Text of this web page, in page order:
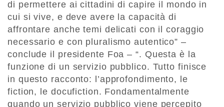
di permettere ai cittadini di capire il mondo in
cui si vive, e deve avere la capacità di
affrontare anche temi delicati con il coraggio
necessario e con pluralismo autentico” –
conclude il presidente Foa – “. Questa è la
funzione di un servizio pubblico. Tutto finisce
in questo racconto: l’approfondimento, le
fiction, le docufiction. Fondamentalmente
quando un servizio pubblico viene percepito